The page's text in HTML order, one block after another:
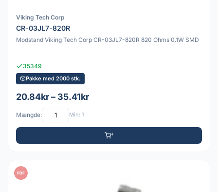
Viking Tech Corp
CR-03JL7-820R
Modstand Viking Tech Corp CR-03JL7-820R 820 Ohms 0.1W SMD
35349
Pakke med 2000 stk.
20.84kr – 35.41kr
Mængde: Min: 1
PDF